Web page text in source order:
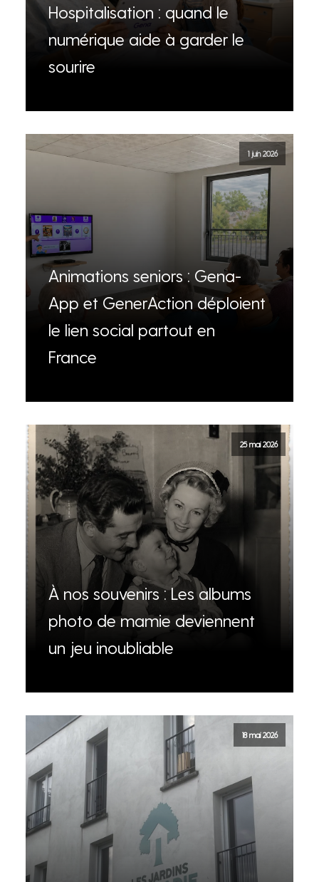
Hospitalisation : quand le
numérique aide à garder le
sourire
1 juin 2026
Animations seniors : Gena-
App et GenerAction déploient
le lien social partout en
France
25 mai 2026
À nos souvenirs : Les albums
photo de mamie deviennent
un jeu inoubliable
18 mai 2026